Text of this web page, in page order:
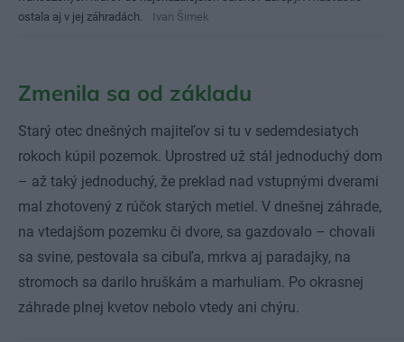
ostala aj v jej záhradách.
Ivan Šimek
Zmenila sa od základu
Starý otec dnešných majiteľov si tu v sedemdesiatych
rokoch kúpil pozemok. Uprostred už stál jednoduchý dom
– až taký jednoduchý, že preklad nad vstupnými dverami
mal zhotovený z rúčok starých metiel. V dnešnej záhrade,
na vtedajšom pozemku či dvore, sa gazdovalo – chovali
sa svine, pestovala sa cibuľa, mrkva aj paradajky, na
stromoch sa darilo hruškám a marhuliam. Po okrasnej
záhrade plnej kvetov nebolo vtedy ani chýru.